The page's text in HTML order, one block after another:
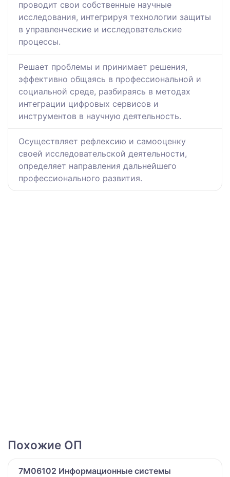
проводит свои собственные научные
исследования, интегрируя технологии защиты
в управленческие и исследовательские
процессы.
Решает проблемы и принимает решения,
эффективно общаясь в профессиональной и
социальной среде, разбираясь в методах
интеграции цифровых сервисов и
инструментов в научную деятельность.
Осуществляет рефлексию и самооценку
своей исследовательской деятельности,
определяет направления дальнейшего
профессионального развития.
Похожие ОП
7M06102 Информационные системы